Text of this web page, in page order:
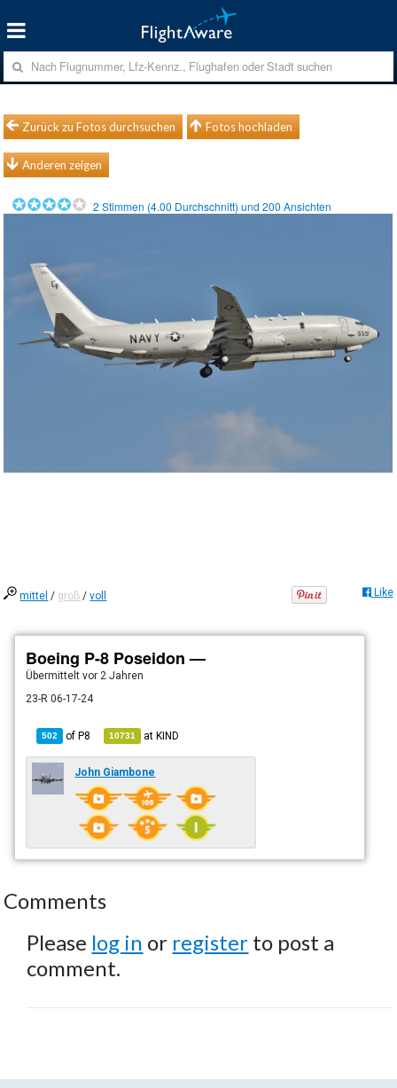
Zurück zu Fotos durchsuchen Fotos hochladen
Anderen zeigen
2 Stimmen (4.00 Durchschnitt) und200 Ansichten
mittel / groß /voll Like
Boeing P-8 Poseidon —
Übermitteltvor 2 Jahren
23-R 06-17-24
502 ofP8 10731 atKIND
John Giambone
Comments
Please log in or register to post a
comment.